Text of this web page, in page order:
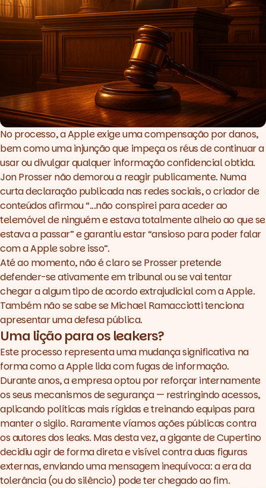
No processo, a Apple exige uma compensação por danos,
bem como uma injunção que impeça os réus de continuar a
usar ou divulgar qualquer informação confidencial obtida.
Jon Prosser não demorou a reagir publicamente. Numa
curta declaração publicada nas redes sociais, o criador de
conteúdos afirmou “...não conspirei para aceder ao
telemóvel de ninguém e estava totalmente alheio ao que se
estava a passar” e garantiu estar “ansioso para poder falar
com a Apple sobre isso”.
Até ao momento, não é claro se Prosser pretende
defender-se ativamente em tribunal ou se vai tentar
chegar a algum tipo de acordo extrajudicial com a Apple.
Também não se sabe se Michael Ramacciotti tenciona
apresentar uma defesa pública.
Uma lição para osleakers?
Este processo representa uma mudança significativa na
forma como a Apple lida com fugas de informação.
Durante anos, a empresa optou por reforçar internamente
os seus mecanismos de segurança — restringindo acessos,
aplicando políticas mais rígidas e treinando equipas para
manter o sigilo. Raramente víamos ações públicas contra
os autores dosleaks. Mas desta vez, a gigante de Cupertino
decidiu agir de forma direta e visível contra duas figuras
externas, enviando uma mensagem inequívoca: a era da
tolerância (ou do silêncio) pode ter chegado ao fim.